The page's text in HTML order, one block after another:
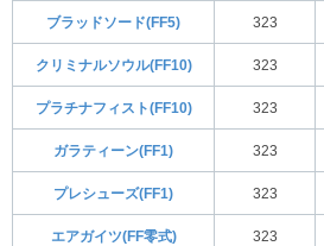
ブラッドソード(FF5) 323
クリミナルソウル(FF10) 323
プラチナフィスト(FF10) 323
ガラティーン(FF1) 323
プレシューズ(FF1) 323
エアガイツ(FF零式) 323